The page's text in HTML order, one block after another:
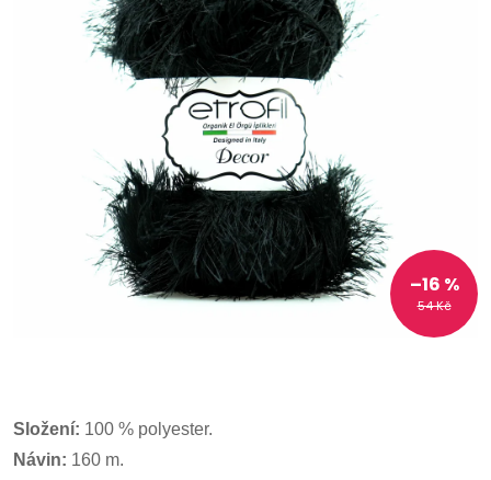
54 Kč
–16 %
Složení: 100 % polyester.
Návin: 160 m.